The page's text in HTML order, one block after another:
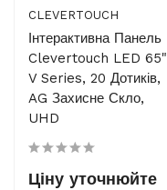
CLEVERTOUCH
Інтерактивна Панель
Clevertouch LED 65"
V Series, 20 Дотиків,
AG Захисне Скло,
UHD
Ціну уточнюйте